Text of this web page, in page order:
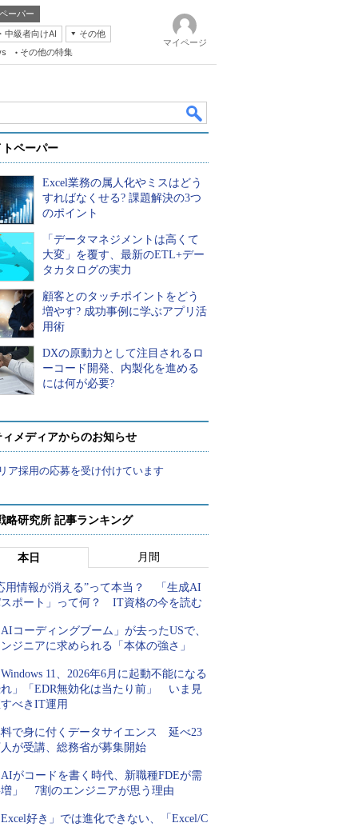
ーパー
中級者向けAI
その他
その他の特集
マイページ
ペーパー
Excel業務の属人化やミスはどう
すればなくせる? 課題解決の3つ
のポイント
「データマネジメントは高くて
大変」を覆す、最新のETL+デー
タカタログの実力
顧客とのタッチポイントをどう
増やす? 成功事例に学ぶアプリ活
用術
DXの原動力として注目されるロ
ーコード開発、内製化を進める
には何が必要?
メディアからのお知らせ
ア採用の応募を受け付けています
略研究所 記事ランキング
本日 月間
用情報が消える”って本当？ 「生成AI
ポート」って何？ IT資格の今を読む
コーディングブーム」が去ったUSで、
ジニアに求められる「本体の強さ」
11、2026年6月に起動不能になる
」「EDR無効化は当たり前」 いま見
べきIT運用
で身に付くデータサイエンス 延べ23
が受講、総務省が募集開始
がコードを書く時代、新職種FDEが需
」 7割のエンジニアが思う理由
好き」では進化できない、「Excel/C